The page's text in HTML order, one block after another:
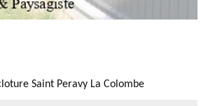
Saint Peravy La Colombe